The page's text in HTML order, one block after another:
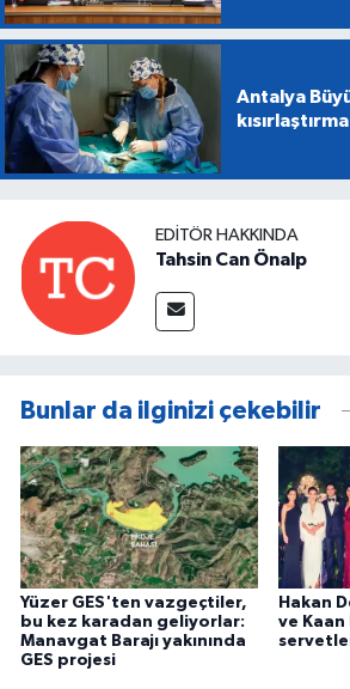
Antalya
EDITÖR HAKKINDA
Tahsin Can Önalp
Bunlar da ilginizi çekebilir
Yüzer GES'ten vazgeçtiler,
bu kez karadan geliyorlar:
Manavgat Barajı yakınında
GES projesi
Hakan
ve Kaan